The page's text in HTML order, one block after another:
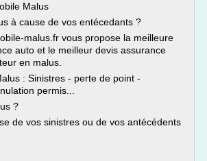
Malus
à cause de vos entécedants ?
malus.fr vous propose la meilleure
auto et le meilleur devis assurance
en malus.
: Sinistres - perte de point -
permis...
?
de vos sinistres ou de vos antécédents